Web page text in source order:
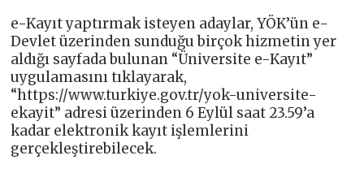
e-Kayıt yaptırmak isteyen adaylar, YÖK’ün e-
Devlet üzerinden sunduğu birçok hizmetin yer
aldığı sayfada bulunan “Üniversite e-Kayıt”
uygulamasını tıklayarak,
“https://www.turkiye.gov.tr/yok-universite-
ekayit” adresi üzerinden 6 Eylül saat 23.59’a
kadar elektronik kayıt işlemlerini
gerçekleştirebilecek.